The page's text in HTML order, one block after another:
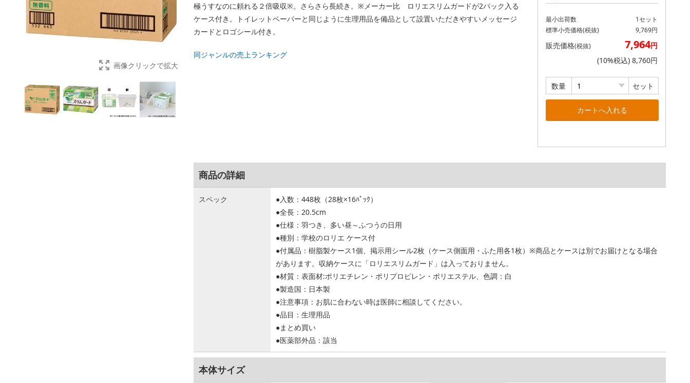
画像クリックで拡大
極うすなのに頼れる２倍吸収※。さらさら長続き。※メーカー比 ロリエスリムガードが2パック入る
ケース付き。トイレットペーパーと同じように生理用品を備品として設置いただきやすいメッセージ
カードとロゴシール付き。
同ジャンルの売上ランキング
最小出荷数
1セット
標準小売価格(税抜) 9,769円
販売価格(税抜) 7,964円
(10%税込) 8,760円
数量 セット
商品の詳細
スペック
●入数：448枚（28枚×16ﾊﾟｯｸ）
●全長：20.5cm
●仕様：羽つき、多い昼～ふつうの日用
●種別：学校のロリエ ケース付
●付属品：樹脂製ケース1個、掲示用シール2枚（ケース側面用・ふた用各1枚）※商品とケースは別でお届けとなる場合
があります。収納ケースに「ロリエスリムガード」は入っておりません。
●材質：表面材:ポリエチレン・ポリプロピレン・ポリエステル、色調：白
●製造国：日本製
●注意事項：お肌に合わない時は医師に相談してください。
●品目：生理用品
●まとめ買い
●医薬部外品：該当
本体サイズ